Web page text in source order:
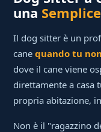
una
Il dog sitter è un
canequando tu
dove il cane viene
direttamente a casa
propria abitazione,
Non è il "ragazzino